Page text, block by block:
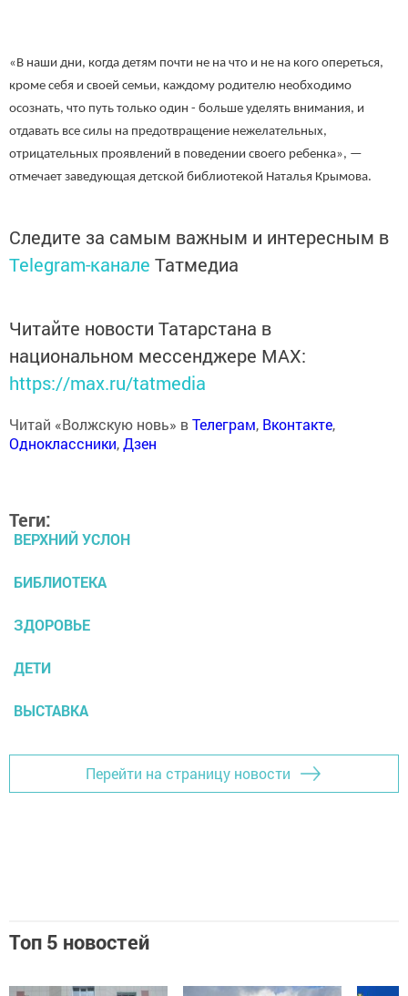
«В наши дни, когда детям почти не на что и не на кого опереться,
кроме себя и своей семьи, каждому родителю необходимо
осознать, что путь только один - больше уделять внимания, и
отдавать все силы на предотвращение нежелательных,
отрицательных проявлений в поведении своего ребенка», —
отмечает заведующая детской библиотекой Наталья Крымова.
Следите за самым важным и интересным в
Telegram-канале Татмедиа
Читайте новости Татарстана в
национальном мессенджере MАХ:
https://max.ru/tatmedia
Читай «Волжскую новь» вТелеграм, Вконтакте,
Одноклассники,Дзен
Теги:
ВЕРХНИЙ УСЛОН
БИБЛИОТЕКА
ЗДОРОВЬЕ
ДЕТИ
ВЫСТАВКА
Перейти на страницу новости
Топ 5 новостей